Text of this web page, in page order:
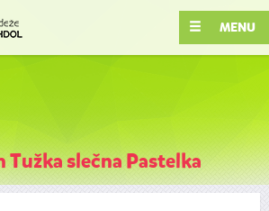
MENU
Tužka slečna Pastelka